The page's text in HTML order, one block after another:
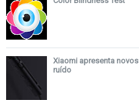
Xiaomi apresenta
ruído